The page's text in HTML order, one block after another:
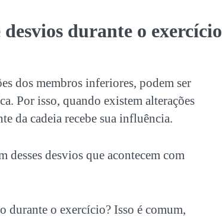
durante o exercício
dos membros inferiores, podem ser
Por isso, quando existem alterações
da cadeia recebe sua influência.
desvios que acontecem com
o exercício? Isso é comum,